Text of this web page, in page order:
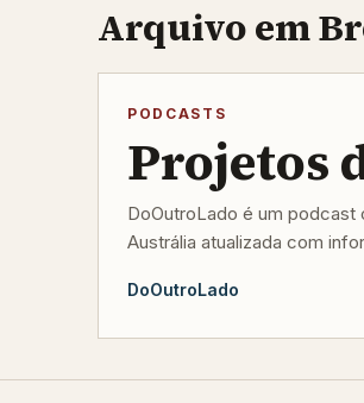
Arquivo em
PODCASTS
Projetos
DoOutroLado é um
Austrália atualizada com
DoOutroLado